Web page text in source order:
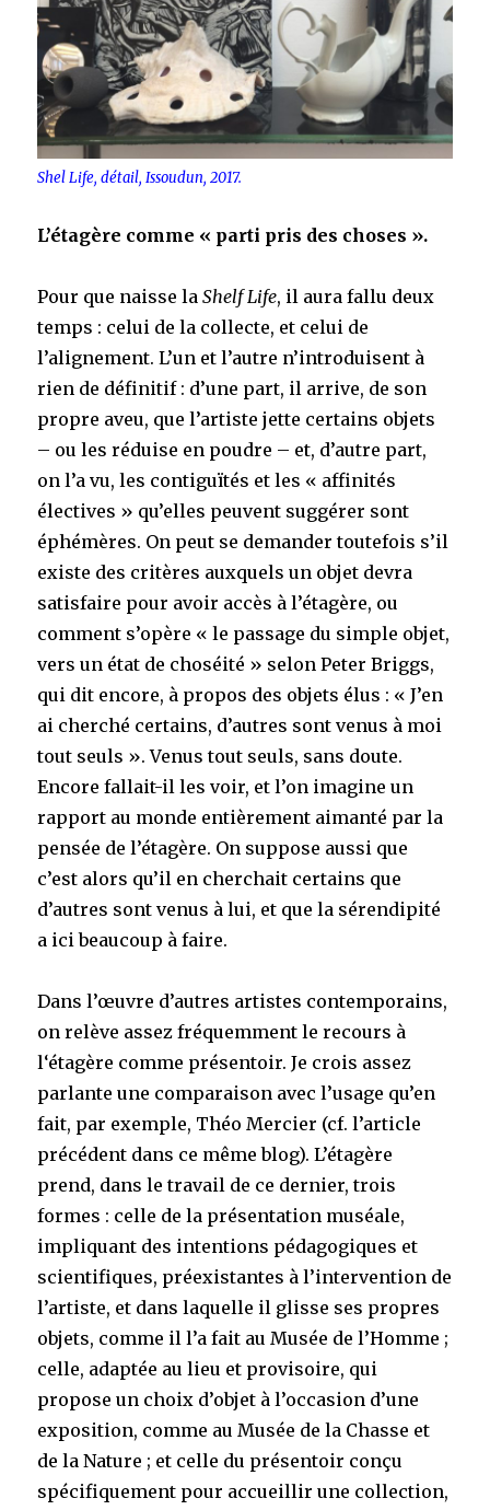
Shel Life, détail, Issoudun, 2017.
L’étagère comme « parti pris des choses ».
Pour que naisse laShelf Life, il aura fallu deux
temps : celui de la collecte, et celui de
l’alignement. L’un et l’autre n’introduisent à
rien de définitif : d’une part, il arrive, de son
propre aveu, que l’artiste jette certains objets
– ou les réduise en poudre – et, d’autre part,
on l’a vu, les contiguïtés et les « affinités
électives » qu’elles peuvent suggérer sont
éphémères. On peut se demander toutefois s’il
existe des critères auxquels un objet devra
satisfaire pour avoir accès à l’étagère, ou
comment s’opère « le passage du simple objet,
vers un état de choséité » selon Peter Briggs,
qui dit encore, à propos des objets élus : « J’en
ai cherché certains, d’autres sont venus à moi
tout seuls ». Venus tout seuls, sans doute.
Encore fallait-il les voir, et l’on imagine un
rapport au monde entièrement aimanté par la
pensée de l’étagère. On suppose aussi que
c’est alors qu’il en cherchait certains que
d’autres sont venus à lui, et que la sérendipité
a ici beaucoup à faire.
Dans l’œuvre d’autres artistes contemporains,
on relève assez fréquemment le recours à
l‘étagère comme présentoir. Je crois assez
parlante une comparaison avec l’usage qu’en
fait, par exemple, Théo Mercier (cf. l’article
précédent dans ce même blog). L’étagère
prend, dans le travail de ce dernier, trois
formes : celle de la présentation muséale,
impliquant des intentions pédagogiques et
scientifiques, préexistantes à l’intervention de
l’artiste, et dans laquelle il glisse ses propres
objets, comme il l’a fait au Musée de l’Homme ;
celle, adaptée au lieu et provisoire, qui
propose un choix d’objet à l’occasion d’une
exposition, comme au Musée de la Chasse et
de la Nature ; et celle du présentoir conçu
spécifiquement pour accueillir une collection,